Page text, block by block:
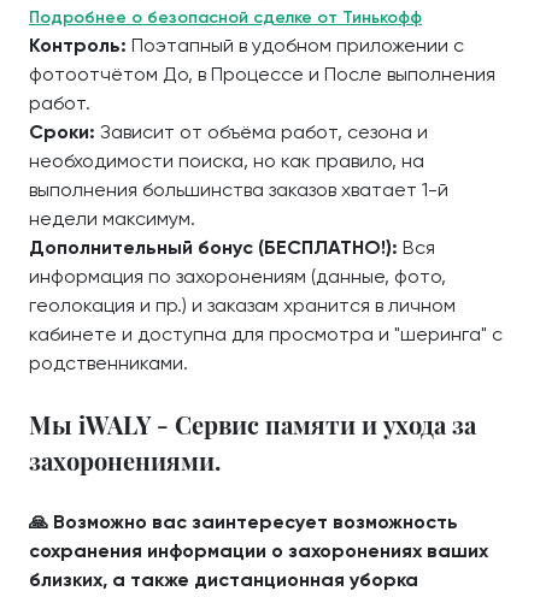
Подробнее о безопасной сделке от Тинькофф
Контроль: Поэтапный в удобном приложении с
фотоотчётом До, в Процессе и После выполнения
работ.
Сроки: Зависит от объёма работ, сезона и
необходимости поиска, но как правило, на
выполнения большинства заказов хватает 1-й
недели максимум.
Дополнительный бонус (БЕСПЛАТНО!): Вся
информация по захоронениям (данные, фото,
геолокация и пр.) и заказам хранится в личном
кабинете и доступна для просмотра и "шеринга" с
родственниками.
Мы iWALY - Сервис памяти и ухода за
захоронениями.
🙏 Возможно вас заинтересует возможность
сохранения информации о захоронениях ваших
близких, а также дистанционная уборка